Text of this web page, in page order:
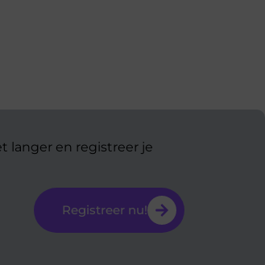
langer en registreer je
Registreer nu!